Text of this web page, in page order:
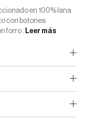
en 100% lana
con botones
forro . Leer más